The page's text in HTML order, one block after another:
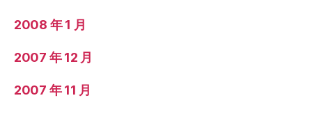
2008 年 1 月
2007 年 12 月
2007 年 11 月